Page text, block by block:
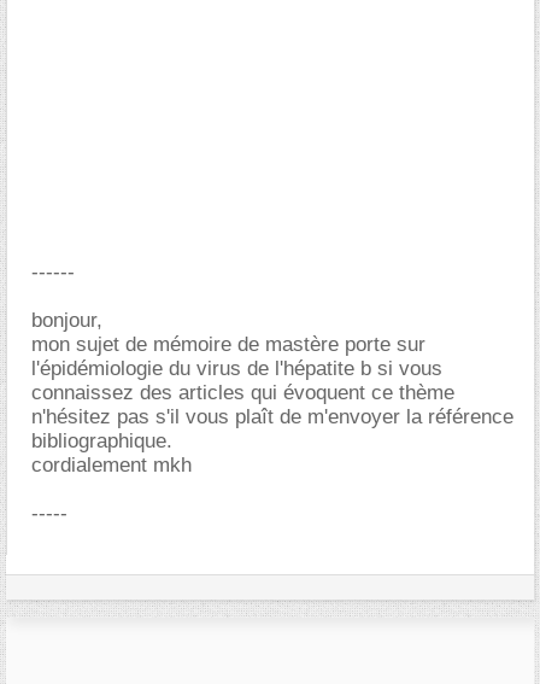
------
bonjour,
mon sujet de mémoire de mastère porte sur
l'épidémiologie du virus de l'hépatite b si vous
connaissez des articles qui évoquent ce thème
n'hésitez pas s'il vous plaît de m'envoyer la référence
bibliographique.
cordialement mkh
-----